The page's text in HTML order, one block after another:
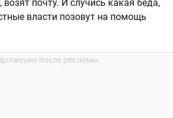
почту. И случись какая беда,
власти позовут на помощь